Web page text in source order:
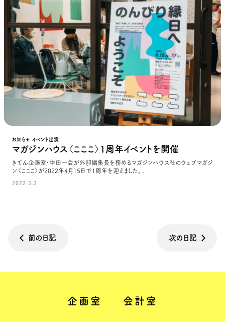
お知らせ イベント出演
マガジンハウス〈こここ〉1周年イベントを開催
きてん企画室・中田一会が外部編集長を務めるマガジンハウス社のウェブマガジ
ン〈こここ〉が2022年4月15日で1周年を迎えました。...
2022.5.2
前の日記 次の日記
企画室 会計室